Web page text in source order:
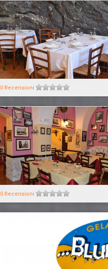
0 Recensioni
0 Recensioni